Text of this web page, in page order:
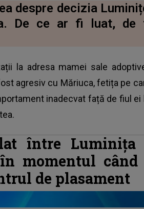
despre decizia
De ce ar fi luat, de
la adresa mamei sale
agresiv cu Măriuca, fetița pe
inadecvat față de fiul ei
între Luminița
momentul când
de plasament